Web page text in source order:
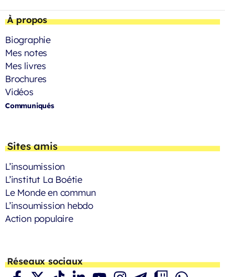
À propos
Biographie
Mes notes
Mes livres
Brochures
Vidéos
Communiqués
Sites amis
L’insoumission
L’institut La Boétie
Le Monde en commun
L’insoumission hebdo
Action populaire
Réseaux sociaux